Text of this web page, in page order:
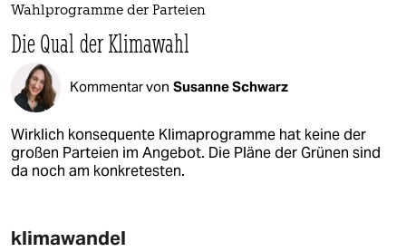
Wahlprogramme der Parteien
Die Qual der Klimawahl
Kommentar von Susanne Schwarz
Wirklich konsequente Klimaprogramme hat keine der
großen Parteien im Angebot. Die Pläne der Grünen sind
da noch am konkretesten.
klimawandel